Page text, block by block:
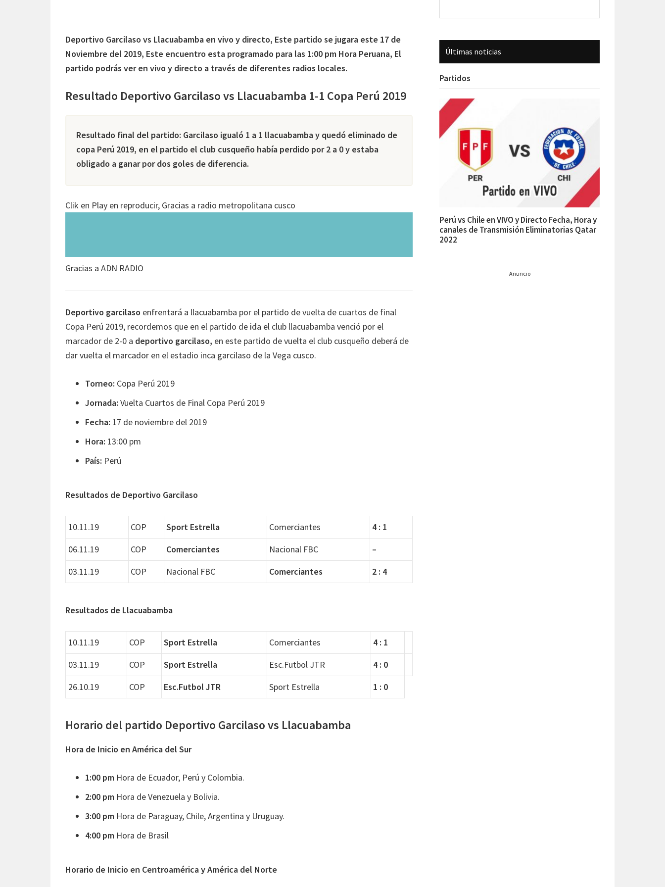
Deportivo Garcilaso vs Llacuabamba en vivo y directo, Este partido se jugara este 17 de
Noviembre del 2019, Este encuentro esta programado para las 1:00 pm Hora Peruana, El
partido podrás ver en vivo y directo a través de diferentes radios locales.
Resultado Deportivo Garcilaso vs Llacuabamba 1-1 Copa Perú 2019
Resultado final del partido: Garcilaso igualó 1 a 1 llacuabamba y quedó eliminado de
copa Perú 2019, en el partido el club cusqueño había perdido por 2 a 0 y estaba
obligado a ganar por dos goles de diferencia.
Clik en Play en reproducir, Gracias a radio metropolitana cusco
Gracias a ADN RADIO
Deportivo garcilaso enfrentará a llacuabamba por el partido de vuelta de cuartos de final
Copa Perú 2019, recordemos que en el partido de ida el club llacuabamba venció por el
marcador de 2-0 a deportivo garcilaso, en este partido de vuelta el club cusqueño deberá de
dar vuelta el marcador en el estadio inca garcilaso de la Vega cusco.
Torneo: Copa Perú 2019
Jornada: Vuelta Cuartos de Final Copa Perú 2019
Fecha: 17 de noviembre del 2019
Hora: 13:00 pm
País: Perú
Resultados de Deportivo Garcilaso
10.11.19 COP Sport Estrella Comerciantes
4 : 1
06.11.19
COP Comerciantes Nacional FBC
–
03.11.19
COP Nacional FBC Comerciantes 2 : 4
Resultados de Llacuabamba
10.11.19 COP Sport Estrella Comerciantes
4 : 1
03.11.19
COP Sport Estrella Esc.Futbol JTR
4 : 0
26.10.19
COP Esc.Futbol JTR Sport Estrella 1 : 0
Horario del partido Deportivo Garcilaso vs Llacuabamba
Hora de Inicio en América del Sur
1:00 pm Hora de Ecuador, Perú y Colombia.
2:00 pm Hora de Venezuela y Bolivia.
3:00 pm Hora de Paraguay, Chile, Argentina y Uruguay.
4:00 pm Hora de Brasil
Horario de Inicio en Centroamérica y América del Norte
Últimas noticias
Partidos
Perú vs Chile en VIVO y Directo Fecha, Hora y
canales de Transmisión Eliminatorias Qatar
2022
Anuncio